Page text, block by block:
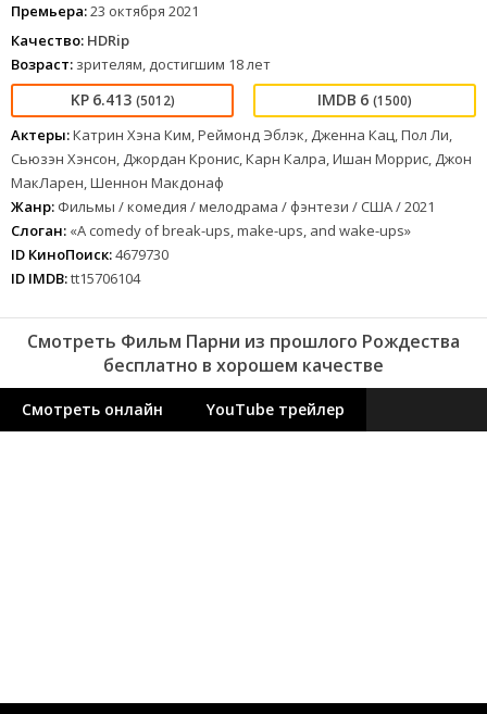
Премьера:23 октября 2021
Качество: HDRip
Возраст: зрителям, достигшим 18 лет
6.413 (5012) 6 (1500)
Актеры:Катрин Хэна Ким, Реймонд Эблэк, Дженна Кац, Пол Ли,
Сьюзэн Хэнсон, Джордан Кронис, Карн Калра, Ишан Моррис, Джон
МакЛарен, Шеннон Макдонаф
Жанр: Фильмы / комедия / мелодрама / фэнтези / США / 2021
Слоган: «A comedy of break-ups, make-ups, and wake-ups»
ID КиноПоиск:4679730
ID IMDB:tt15706104
Смотреть Фильм Парни из прошлого Рождества
бесплатно в хорошем качестве
Смотреть онлайн YouTube трейлер